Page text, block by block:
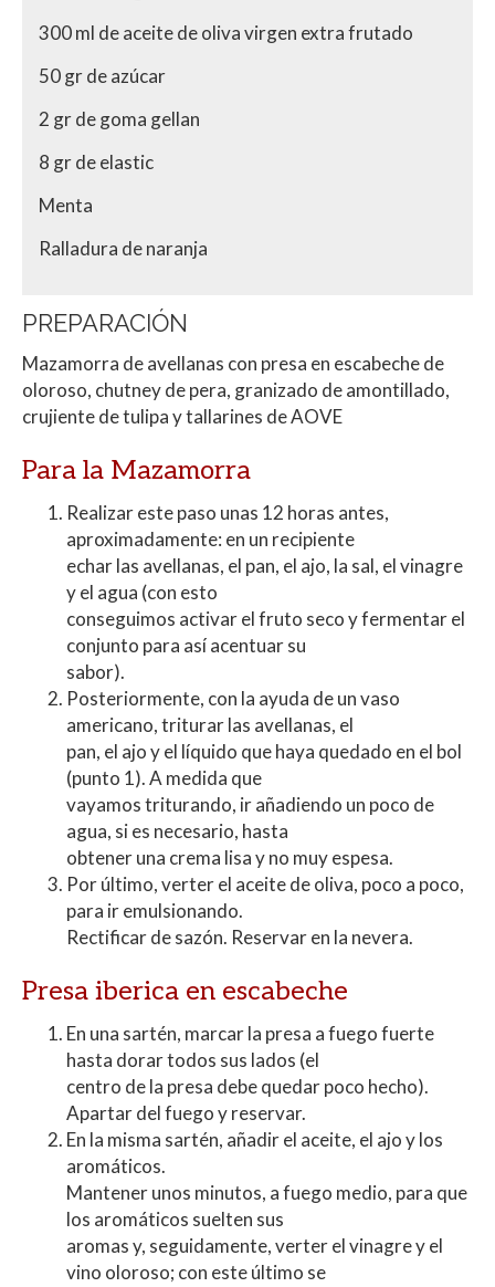
300 ml de aceite de oliva virgen extra frutado
50 gr de azúcar
2 gr de goma gellan
8 gr de elastic
Menta
Ralladura de naranja
PREPARACIÓN
Mazamorra de avellanas con presa en escabeche de
oloroso, chutney de pera, granizado de amontillado,
crujiente de tulipa y tallarines de AOVE
Para la Mazamorra
Realizar este paso unas 12 horas antes,
aproximadamente: en un recipiente
echar las avellanas, el pan, el ajo, la sal, el vinagre
y el agua (con esto
conseguimos activar el fruto seco y fermentar el
conjunto para así acentuar su
sabor).
Posteriormente, con la ayuda de un vaso
americano, triturar las avellanas, el
pan, el ajo y el líquido que haya quedado en el bol
(punto 1). A medida que
vayamos triturando, ir añadiendo un poco de
agua, si es necesario, hasta
obtener una crema lisa y no muy espesa.
Por último, verter el aceite de oliva, poco a poco,
para ir emulsionando.
Rectificar de sazón. Reservar en la nevera.
Presa iberica en escabeche
En una sartén, marcar la presa a fuego fuerte
hasta dorar todos sus lados (el
centro de la presa debe quedar poco hecho).
Apartar del fuego y reservar.
En la misma sartén, añadir el aceite, el ajo y los
aromáticos.
Mantener unos minutos, a fuego medio, para que
los aromáticos suelten sus
aromas y, seguidamente, verter el vinagre y el
vino oloroso; con este último se